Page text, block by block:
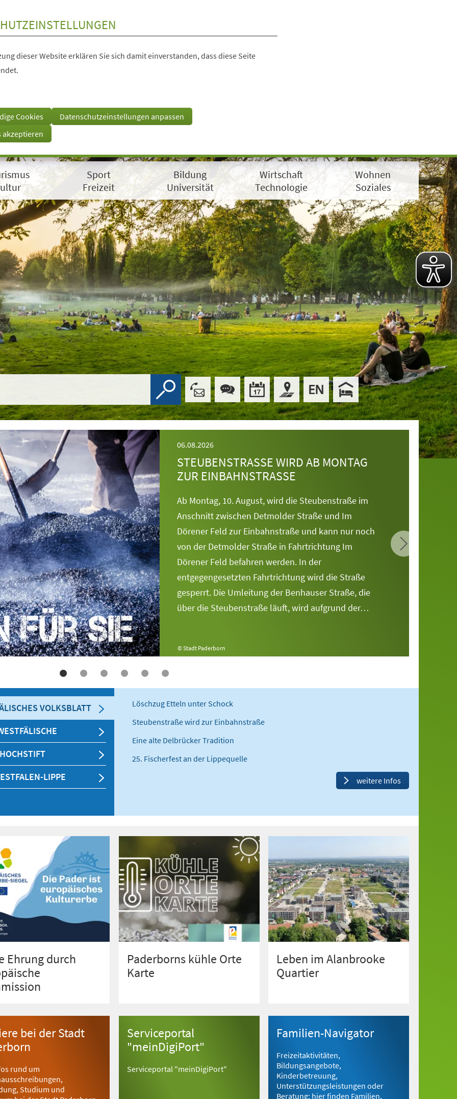
dieser Website erklären Sie sich damit einverstanden, dass diese Seite
Cookies
Datenschutzeinstellungen anpassen
akzeptieren
Sport
Freizeit
Bildung
Universität
Wirtschaft
Technologie
Wohnen
Soziales
© Stadt Paderborn
06.08.2026
STEUBENSTRASSE WIRD AB MONTAG Z
UR EINBAHNSTRASSE
Ab Montag, 10. August, wird dieSteubenstraße im
Anschnitt zwischen Detmolder Straße und Im
Dörener Feld zur Einbahnstraße und kann nur noch
von der Detmolder Straße in FahrtrichtungIm
Dörener Feld befahren werden. In der
entgegengesetzten Fahrtrichtung wird die Straße
gesperrt. Die Umleitung derBenhauser Straße, die
über dieSteubenstraße läuft, wird aufgrund der
VOLKSBLATT
LIPPE
Löschzug Etteln unter Schock
Steubenstraße wird zur Einbahnstraße
Eine alte Delbrücker Tradition
25. Fischerfest an der Lippequelle
weitere Infos
Ehrung durch
Paderborns kühle Orte
Karte
Leben im Alanbrooke
Quartier
bei der Stadt
rund um
Studium und
Serviceportal
"meinDigiPort"
Serviceportal "meinDigiPort"
Familien-Navigator
Freizeitaktivitäten,
Bildungsangebote,
Kinderbetreuung,
Unterstützungsleistungen oder
Beratung: hier finden Familien,